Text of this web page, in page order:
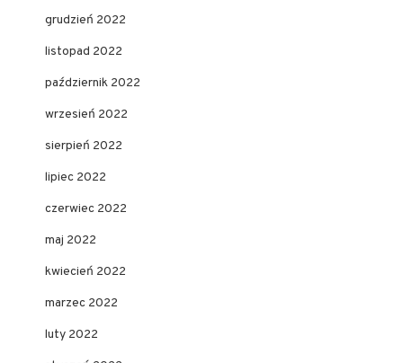
grudzień 2022
listopad 2022
październik 2022
wrzesień 2022
sierpień 2022
lipiec 2022
czerwiec 2022
maj 2022
kwiecień 2022
marzec 2022
luty 2022